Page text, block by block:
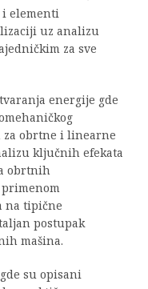
i elementi
uz analizu
za sve
energije gde
za obrtne i linearne
ključnih efekata
obrtnih
na tipične
postupak
mašina.
su opisani